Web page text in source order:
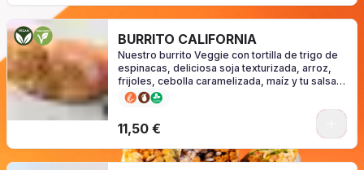
BURRITO CALIFORNIA
Nuestro burrito Veggie con tortilla de trigo de
espinacas, deliciosa soja texturizada, arroz,
frijoles, cebolla caramelizada, maíz y tu salsa
favorita ¡NICEEE! (consulte alérgenos en
función de su salsa)
11,50 €